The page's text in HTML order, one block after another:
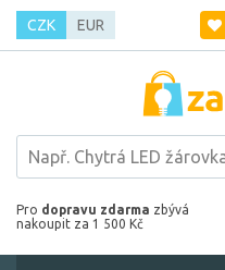
CZK EUR
Pro dopravu zdarma zbývá
nakoupit za 1 500 Kč